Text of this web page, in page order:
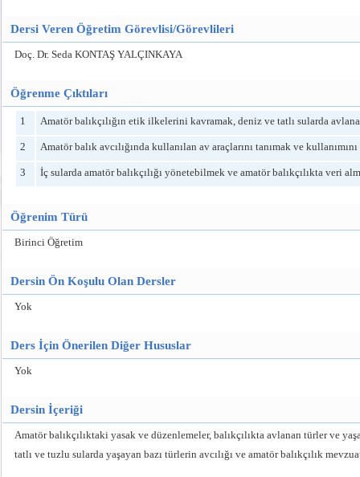
Dersi Veren Öğretim Görevlisi/Görevlileri
Doç. Dr. Seda KONTAŞ YALÇINKAYA
Öğrenme Çıktıları
1 Amatör balıkçılığın etik ilkelerini kavramak, deniz ve tatlı sularda
2 Amatör balık avcılığında kullanılan av araçlarını tanımak ve
3 İç sularda amatör balıkçılığı yönetebilmek ve amatör balıkçılıkta veri
Öğrenim Türü
Birinci Öğretim
Dersin Ön Koşulu Olan Dersler
Yok
Ders İçin Önerilen Diğer Hususlar
Yok
Dersin İçeriği
Amatör balıkçılıktaki yasak ve düzenlemeler, balıkçılıkta avlanan türler ve
tatlı ve tuzlu sularda yaşayan bazı türlerin avcılığı ve amatör balıkçılık